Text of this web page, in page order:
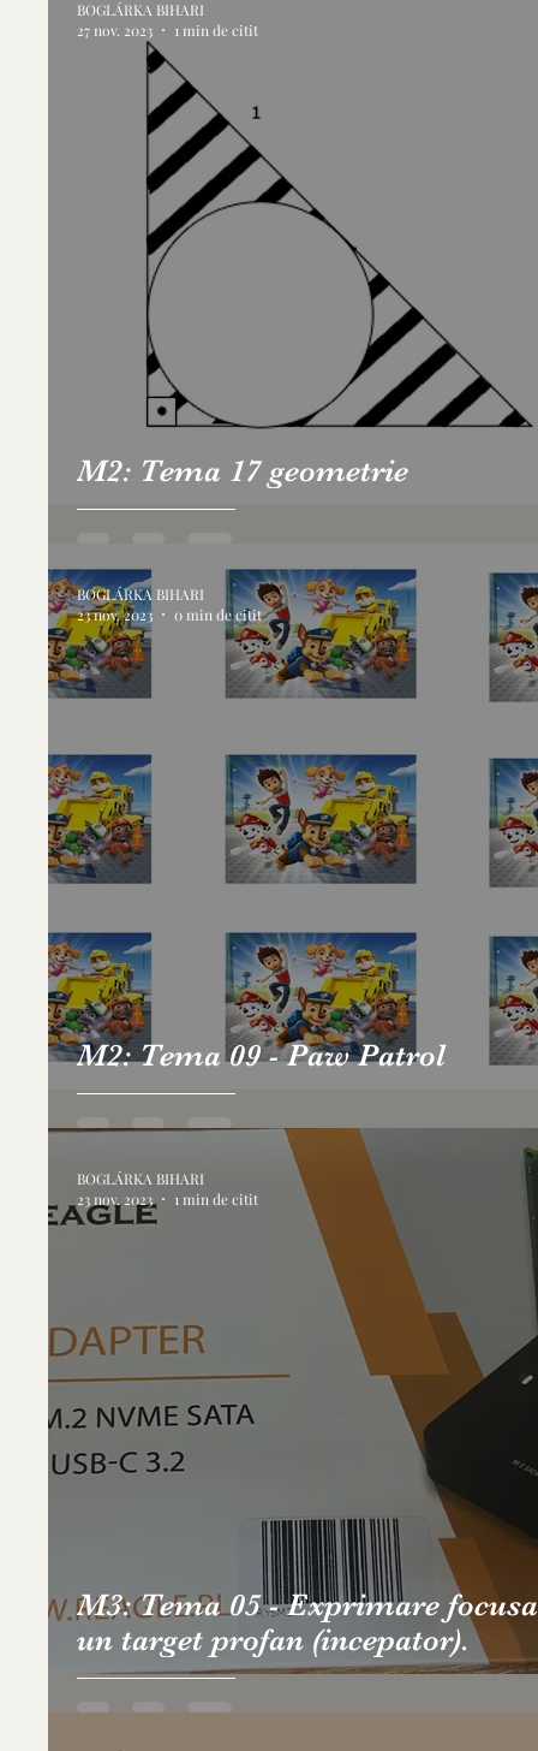
BOGLÁRKA BIHARI
27 nov. 2023
1 min de citit
M2: Tema 17 geometrie
BOGLÁRKA BIHARI
23 nov. 2023
0 min de citit
M2: Tema 09 - Paw Patrol
BOGLÁRKA BIHARI
23 nov. 2023
1 min de citit
M3: Tema 05 - Exprimare
un target profan (incepator).